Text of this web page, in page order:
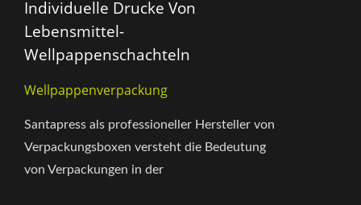
Individuelle Drucke Von
Lebensmittel-
Wellpappenschachteln
Wellpappenverpackung
Santapress als professioneller Hersteller von
Verpackungsboxen versteht die Bedeutung
von Verpackungen in der